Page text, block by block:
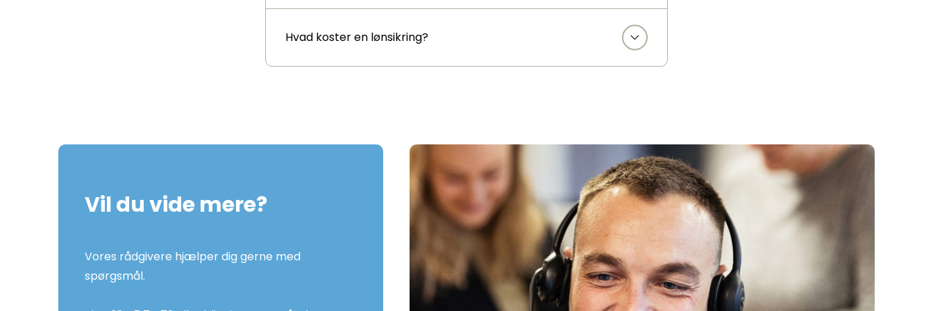
Hvad koster en lønsikring?
Vil du vide mere?
Vores rådgivere hjælper dig gerne med
spørgsmål.